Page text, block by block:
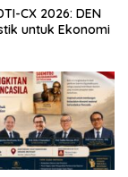
CX 2026: DEN
untuk Ekonomi